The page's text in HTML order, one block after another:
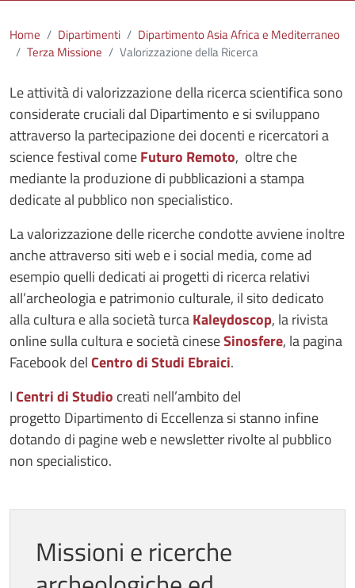
Home Dipartimenti
Dipartimento Asia Africa e Mediterraneo
Terza Missione
Valorizzazione della Ricerca
Le attività di valorizzazione della ricerca scientifica sono
considerate cruciali dal Dipartimento e si sviluppano
attraverso la partecipazione dei docenti e ricercatori a
science festival comeFuturo Remoto, oltre che
mediante la produzione di pubblicazioni a stampa
dedicate al pubblico non specialistico.
La valorizzazione delle ricerche condotte avviene inoltre
anche attraverso siti web e i social media, come ad
esempio quelli dedicati ai progetti di ricerca relativi
all’archeologia e patrimonio culturale, il sito dedicato
alla cultura e alla società turcaKaleydoscop, la rivista
online sulla cultura e società cineseSinosfere, la pagina
Facebook delCentro di Studi Ebraici.
ICentri di Studio creati nell’ambito del
progetto Dipartimento di Eccellenza si stanno infine
dotando di pagine web e newsletter rivolte al pubblico
non specialistico.
Missioni e ricerche